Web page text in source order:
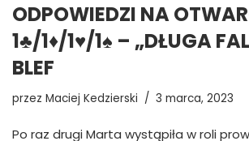
ODPOWIEDZI NA
1♣/1♦/1♥/1♠ – „DŁUGA
BLEF
przez Maciej Kedzierski 3 marca, 2023
Po raz drugi Marta wystąpiła w roli